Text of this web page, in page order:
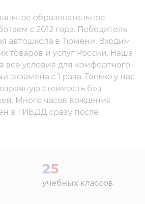
образовательное
с 2012 года. Победитель
автошкола в Тюмени. Входим
товаров и услуг России. Наша
все условия для комфортного
экзамена с 1 раза. Только у нас
стоимость без
Много часов вождения.
в ГИБДД сразу после
25
учебных классов